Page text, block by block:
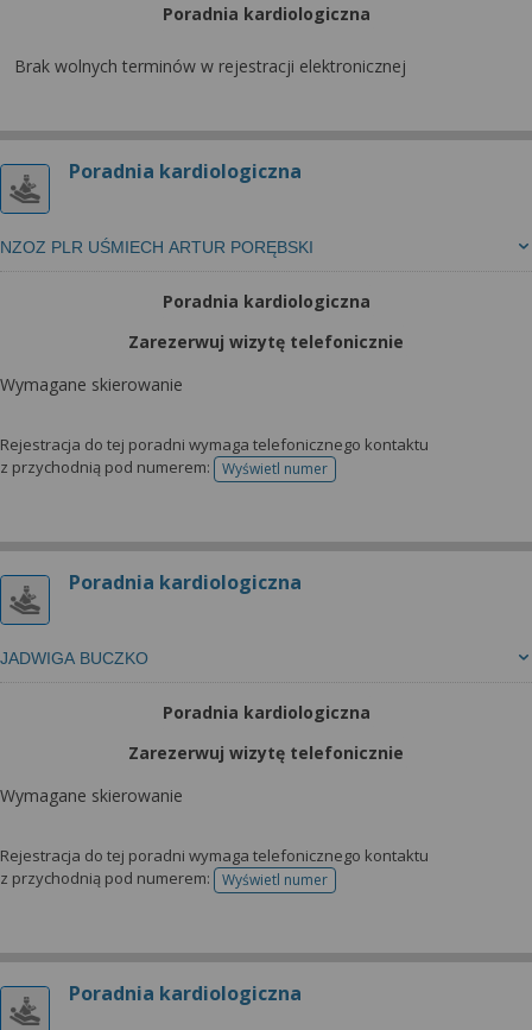
Poradnia kardiologiczna
Brak wolnych terminów w rejestracji elektronicznej
Poradnia kardiologiczna
NZOZ PLR UŚMIECH ARTUR PORĘBSKI
Poradnia kardiologiczna
Zarezerwuj wizytę telefonicznie
Wymagane skierowanie
Rejestracja do tej poradni wymaga telefonicznego kontaktu
z przychodnią pod numerem:
Wyświetl numertelefonu do rejestracji
Poradnia kardiologiczna
JADWIGA BUCZKO
Poradnia kardiologiczna
Zarezerwuj wizytę telefonicznie
Wymagane skierowanie
Rejestracja do tej poradni wymaga telefonicznego kontaktu
z przychodnią pod numerem:
Wyświetl numertelefonu do rejestracji
Poradnia kardiologiczna